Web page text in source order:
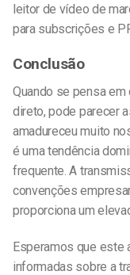
leitor de vídeo de
para subscrições e
Conclusão
Quando se pensa
direto, pode parecer
amadureceu muito
é uma tendência
frequente. A
convenções
proporciona um
Esperamos que este
informadas sobre a